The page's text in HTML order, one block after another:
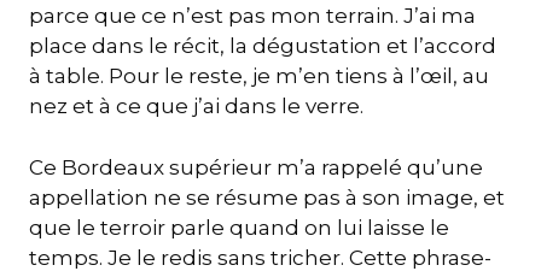
parce que ce n’est pas mon terrain. J’ai ma
place dans le récit, la dégustation et l’accord
à table. Pour le reste, je m’en tiens à l’œil, au
nez et à ce que j’ai dans le verre.
Ce Bordeaux supérieur m’a rappelé qu’une
appellation ne se résume pas à son image, et
que le terroir parle quand on lui laisse le
temps. Je le redis sans tricher. Cette phrase-